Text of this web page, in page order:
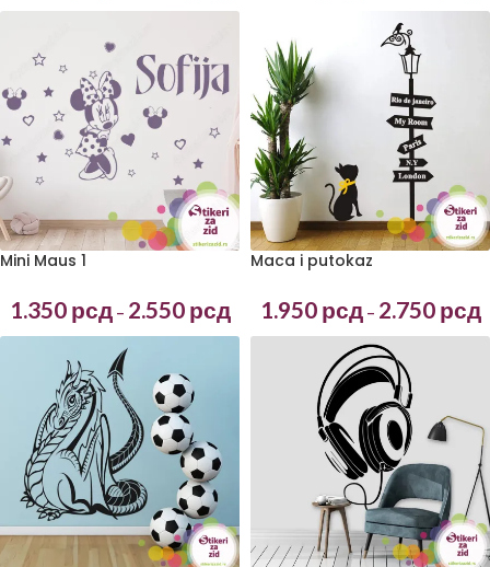
Mini Maus 1
1.350 рсд – 2.550 рсд
Maca i putokaz
1.950 рсд – 2.750 рсд